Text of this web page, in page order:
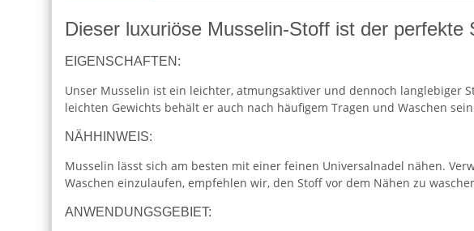
Dieser luxuriöse Musselin-Stoff ist der
EIGENSCHAFTEN:
Unser Musselin ist ein leichter, atmungsaktiver und dennoch langlebiger
leichten Gewichts behält er auch nach häufigem Tragen und Waschen
NÄHHINWEIS:
Musselin lässt sich am besten mit einer feinen Universalnadel nähen.
Waschen einzulaufen, empfehlen wir, den Stoff vor dem Nähen zu
ANWENDUNGSGEBIET: